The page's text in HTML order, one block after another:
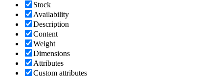
Stock
Availability
Description
Content
Weight
Dimensions
Attributes
Custom attributes